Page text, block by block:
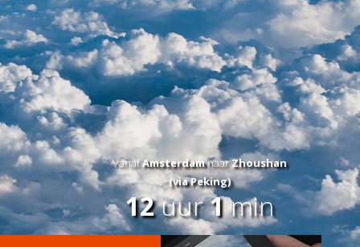
VanafAmsterdamnaarZhoushan
(via Peking)
12uur1min